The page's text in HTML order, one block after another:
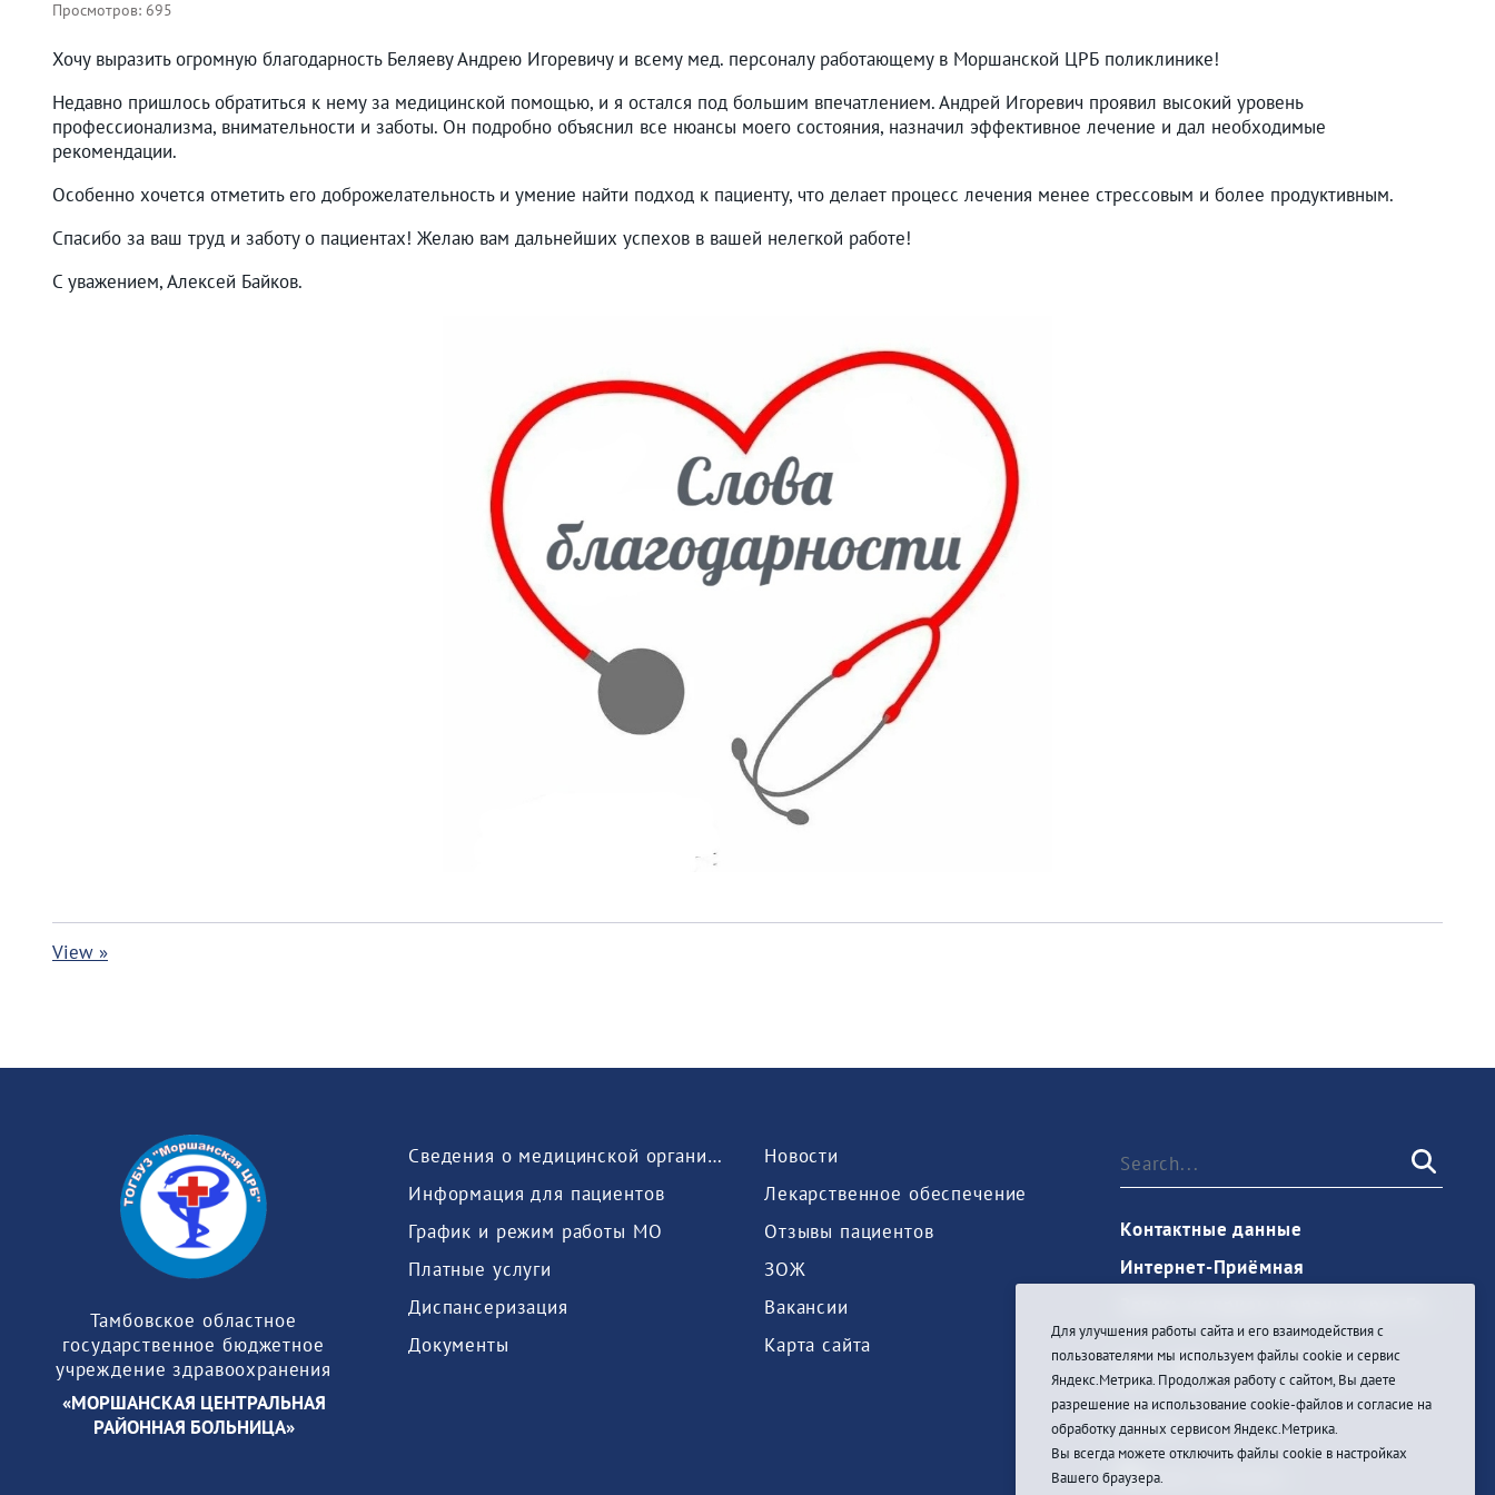
Просмотров: 695
Хочу выразить огромную благодарность Беляеву Андрею Игоревичу и всему мед. персоналу работающему в Моршанской ЦРБ поликлинике!
Недавно пришлось обратиться к нему за медицинской помощью, и я остался под большим впечатлением. Андрей Игоревич проявил высокий уровень
профессионализма, внимательности и заботы. Он подробно объяснил все нюансы моего состояния, назначил эффективное лечение и дал необходимые
рекомендации.
Особенно хочется отметить его доброжелательность и умение найти подход к пациенту, что делает процесс лечения менее стрессовым и более продуктивным.
Спасибо за ваш труд и заботу о пациентах! Желаю вам дальнейших успехов в вашей нелегкой работе!
С уважением, Алексей Байков.
View »
Тамбовское областное
государственное бюджетное
учреждение здравоохранения
«МОРШАНСКАЯ ЦЕНТРАЛЬНАЯ
РАЙОННАЯ БОЛЬНИЦА»
Сведения о медицинской организации
Информация для пациентов
График и режим работы МО
Платные услуги
Диспансеризация
Документы
Новости
Лекарственное обеспечение
Отзывы пациентов
ЗОЖ
Вакансии
Карта сайта
Контактные данные
Интернет-Приёмная
Sign In
Для улучшения работы сайта и его взаимодействия с
пользователями мы используем файлы cookie и сервис
Яндекс.Метрика. Продолжая работу с сайтом, Вы даете
разрешение на использование cookie-файлов и согласие на
обработку данных сервисом Яндекс.Метрика.
Вы всегда можете отключить файлы cookie в настройках
Вашего браузера.